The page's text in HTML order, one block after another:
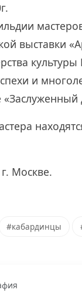
выставки
культуры
и
Москве.
#кабардинцы